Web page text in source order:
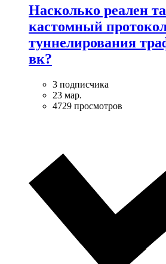
Насколько реален
кастомный
туннелирования
вк?
3 подписчика
23 мар.
4729 просмотров